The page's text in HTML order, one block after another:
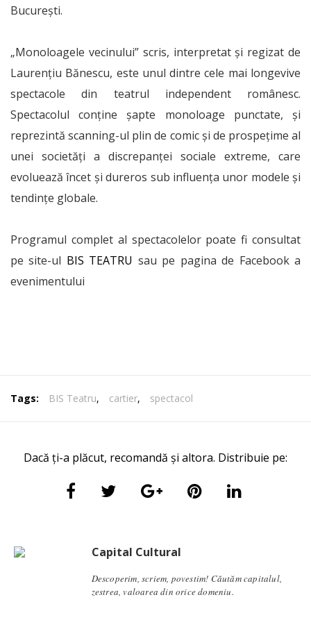
București.
„Monoloagele vecinului” scris, interpretat şi regizat de
Laurențiu Bănescu, este unul dintre cele mai longevive
spectacole din teatrul independent românesc.
Spectacolul conţine şapte monoloage punctate, şi
reprezintă scanning-ul plin de comic şi de prospeţime al
unei societăţi a discrepanţei sociale extreme, care
evoluează încet şi dureros sub influenţa unor modele şi
tendinţe globale.
Programul complet al spectacolelor poate fi consultat
pe site-ul BIS TEATRU sau pe pagina de Facebook a
evenimentului
Tags: BIS Teatru, cartier, spectacol
Dacă ți-a plăcut, recomandă și altora. Distribuie pe:
Capital Cultural
Descoperim, scriem, povestim! Căutăm capitalul,
zestrea, valoarea din orice domeniu.